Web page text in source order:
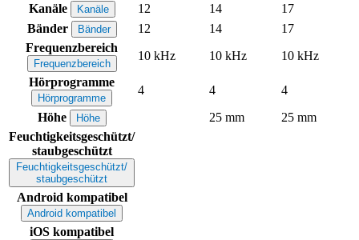
Kanäle Kanäle 12 14
17
Bänder
Bänder 12 14
17
Frequenzbereich
Frequenzbereich
10 kHz 10 kHz
10 kHz
Hörprogramme
Hörprogramme
4 4
4
Höhe
Höhe 25 mm
25 mm
Feuchtigkeitsgeschützt/
staubgeschützt
Feuchtigkeitsgeschützt/
staubgeschützt
Android kompatibel
Android kompatibel
iOS kompatibel